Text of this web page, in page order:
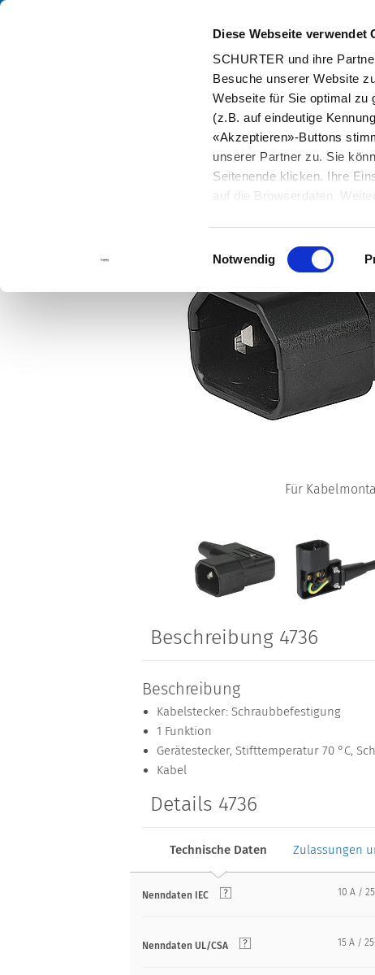
Diese Webseite verwendet
SCHURTER und ihre
Besuche unserer Website
Webseite für Sie optimal zu
(z.B. auf eindeutige
«Akzeptieren»-Buttons
unserer Partner zu. Sie
Seitenende klicken. Ihre
auf die Browserdaten.
Einwilligungsauswahl
Notwendig
Für
Beschreibung 4736
Beschreibung
Kabelstecker: Schraubbefestigung
1 Funktion
Gerätestecker, Stifttemperatur 70 °C,
Kabel
Details 4736
Technische Daten Zulassungen
Nenndaten IEC 10 A /
Nenndaten UL/CSA 15 A /